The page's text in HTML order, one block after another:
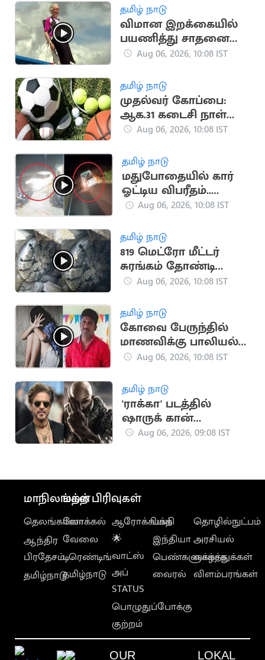
தமிழ் நாடு
விமான இறக்கையில்
பயணித்து சாதனை
படைத்த பிரிட்டன்
Aug 06, 2026, 10:08 IST
தமிழ் நாடு
முதல்வர் கோப்பை:
ஆக.31 கடைசி நாள்
என அரசு அறிவிப்பு
Aug 06, 2026, 10:08 IST
தமிழ் நாடு
மதுபோதையில் கார்
ஓட்டிய விபரீதம்..
தூத்துக்குடியில் ஒருவர்
Aug 06, 2026, 10:08 IST
தமிழ் நாடு
819 மெட்ரோ மீட்டர்
சுரங்கம் தோண்டி
நீலகிரி இயந்திரம்
Aug 06, 2026, 10:08 IST
தமிழ் நாடு
கோவை பேருந்தில்
மாணவிக்கு பாலியல்
தொல்லை.. காவலர்
Aug 06, 2026, 10:08 IST
தமிழ் நாடு
'ராக்கா' படத்தில்
ஷாருக் கான்
நடிக்கவில்லை:
Aug 06, 2026, 09:08 IST
மாநிலங்கள்
தெலங்கானா
ஆந்திர
பிரதேசம்
தமிழ்நாடு
மற்ற பிரிவுகள்
லோக்கல்
வேலை
டிரெண்டிங்
தமிழ்நாடு
ஆரோக்கியம்
🌟
வாட்ஸ்
அப்
STATUS
பொழுதுப்போக்கு
குற்றம்
பக்தி
இந்தியா
பெண்களுக்காக
வைரல்
தொழில்நுட்பம்
அரசியல்
வாழ்த்துக்கள்
விளம்பரங்கள்
OUR LOKAL